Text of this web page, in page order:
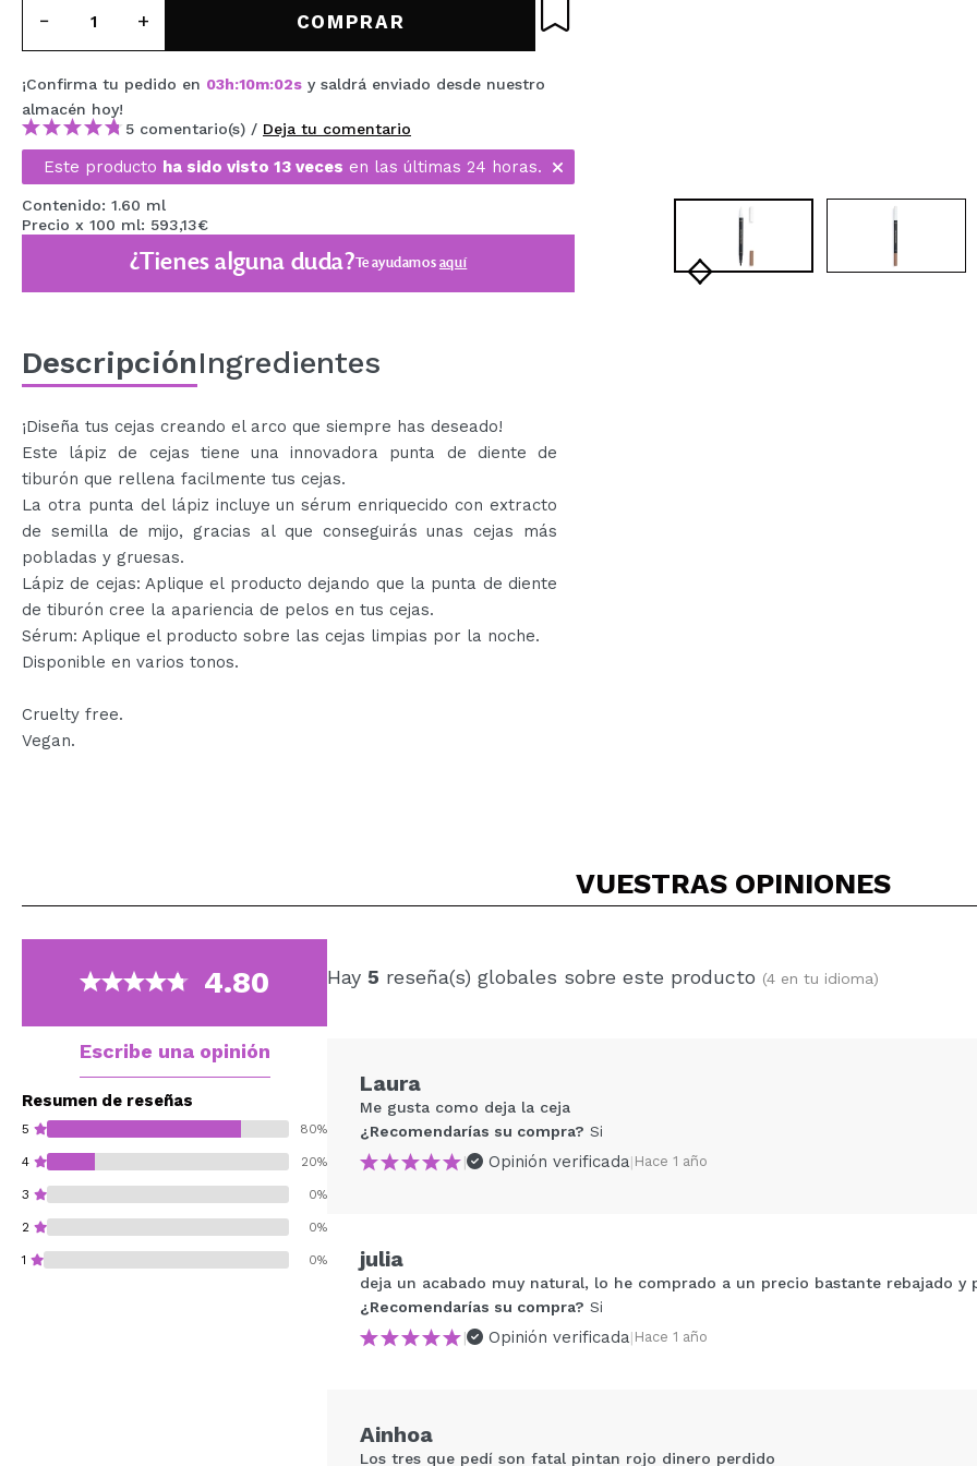
MAQUIFARMA
TRAVEL SIZE
NATURE
OFERTAS
PRÓXIMAMENTE
COMPRAR
¡Confirma tu pedido en 03h:10m:01sy saldrá enviado desde nuestro
almacén hoy!
5 comentario(s) / Deja tu comentario
Este producto ha sido visto 13 veces en las últimas 24 horas.
Contenido: 1.60 ml
Precio x 100 ml: 593,13€
¿Tienes alguna duda?Te ayudamosaquí
DescripciónIngredientes
¡Diseña tus cejas creando el arco que siempre has deseado!
Este lápiz de cejas tiene una innovadora punta de diente de
tiburón que rellena facilmente tus cejas.
La otra punta del lápiz incluye un sérum enriquecido con extracto
de semilla de mijo, gracias al que conseguirás unas cejas más
pobladas y gruesas.
Lápiz de cejas: Aplique el producto dejando que la punta de diente
de tiburón cree la apariencia de pelos en tus cejas.
Sérum: Aplique el producto sobre las cejas limpias por la noche.
Disponible en varios tonos.
Cruelty free.
Vegan.
VUESTRAS OPINIONES
4.80
Escribe una opinión
Resumen de reseñas
5 80%
4 20%
3 0%
2 0%
1 0%
Hay 5 reseña(s) globales sobre este producto (4 en tu idioma)
Compartir un vídeo o una foto
Tu vídeo podría ser el primero. Imagínatelo...
Laura
Me gusta como deja la ceja
¿Recomendarías su compra? Si
|
Opinión verificada| Hace 1 año
julia
deja un acabado muy natural, lo he comprado a un precio bastante rebajado y
¿Recomendarías su compra? Si
|
Opinión verificada| Hace 1 año
Ainhoa
Los tres que pedí son fatal pintan rojo dinero perdido